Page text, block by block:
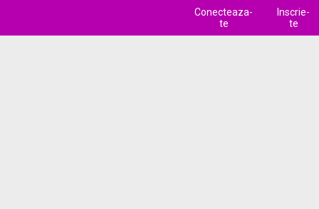
Conecteaza-
te
Inscrie-
te